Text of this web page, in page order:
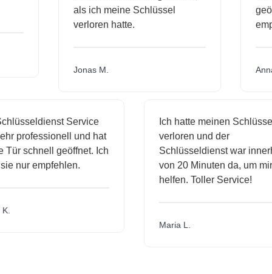
als ich meine Schlüssel
verloren hatte.
Jonas M.
Service
professionell und hat
schnell geöffnet. Ich
nur empfehlen.
Ich hatte meinen Schlüssel
verloren und der
Schlüsseldienst war
von 20 Minuten da, um mir
helfen. Toller Service!
Maria L.